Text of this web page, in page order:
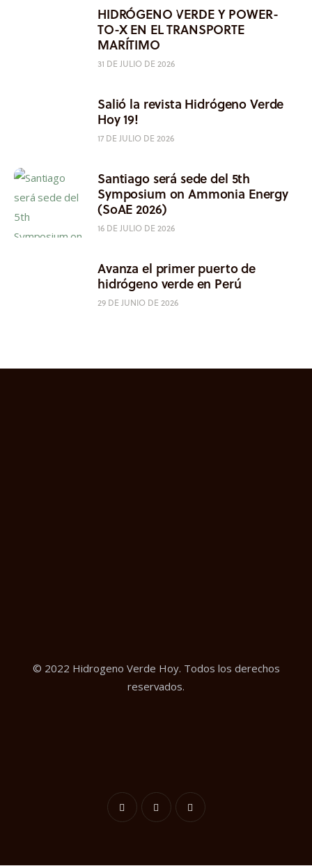
HIDRÓGENO VERDE Y POWER-
TO-X EN EL TRANSPORTE
MARÍTIMO
31 DE JULIO DE 2026
Salió la revista Hidrógeno Verde
Hoy 19!
17 DE JULIO DE 2026
Santiago será sede del 5th
Symposium on Ammonia Energy
(SoAE 2026)
16 DE JULIO DE 2026
Avanza el primer puerto de
hidrógeno verde en Perú
29 DE JUNIO DE 2026
© 2022 Hidrogeno Verde Hoy. Todos los derechos
reservados.